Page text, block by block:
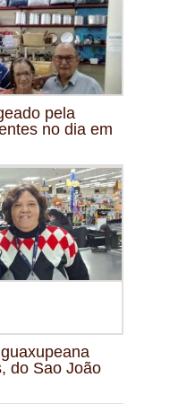
pela
no dia em
do Sao João